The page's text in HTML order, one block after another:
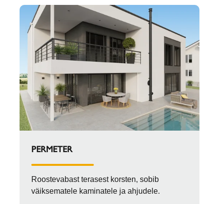
PERMETER
Roostevabast terasest korsten, sobib
väiksematele kaminatele ja ahjudele.